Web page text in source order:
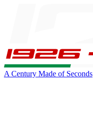
A Century Made of Seconds